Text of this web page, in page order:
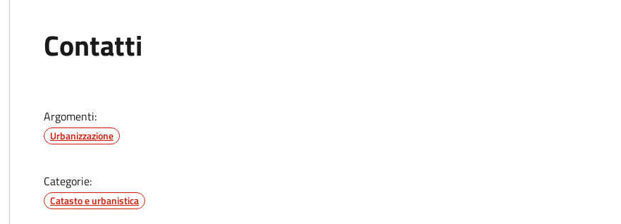
Contatti
Argomenti:
Urbanizzazione
Categorie:
Catasto e urbanistica